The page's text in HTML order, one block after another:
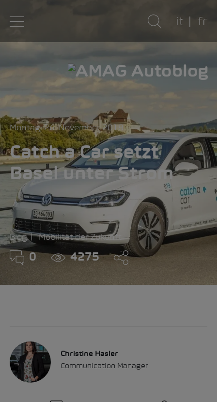
it fr
Montag, 26. November 2018
Catch a Car setzt
Basel unter Strom
Blog Mobilität der Zukunft
0 4275
Christine Hasler
Communication Manager